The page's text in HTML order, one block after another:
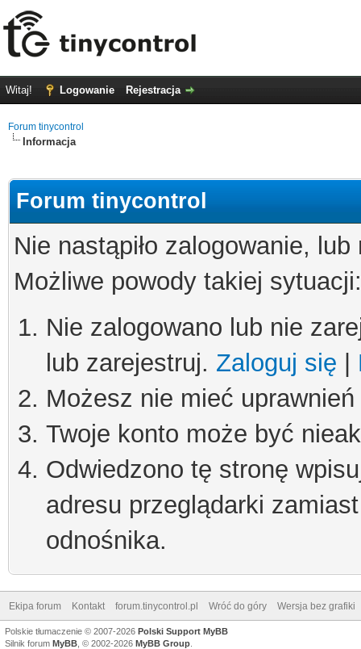
Witaj! Logowanie Rejestracja
Forum tinycontrol
Informacja
Forum tinycontrol
Nie nastąpiło zalogowanie,
Możliwe powody takiej sytuacji:
Nie zalogowano lub nie
lub zarejestruj. Zaloguj się
Możesz nie mieć
Twoje konto może być
Odwiedzono tę stronę
adresu przeglądarki
odnośnika.
Ekipa forum Kontakt forum.tinycontrol.pl Wróć do góry Wersja bez grafiki
Polskie tłumaczenie © 2007-2026 Polski Support MyBB
Silnik forum MyBB , © 2002-2026 MyBB Group